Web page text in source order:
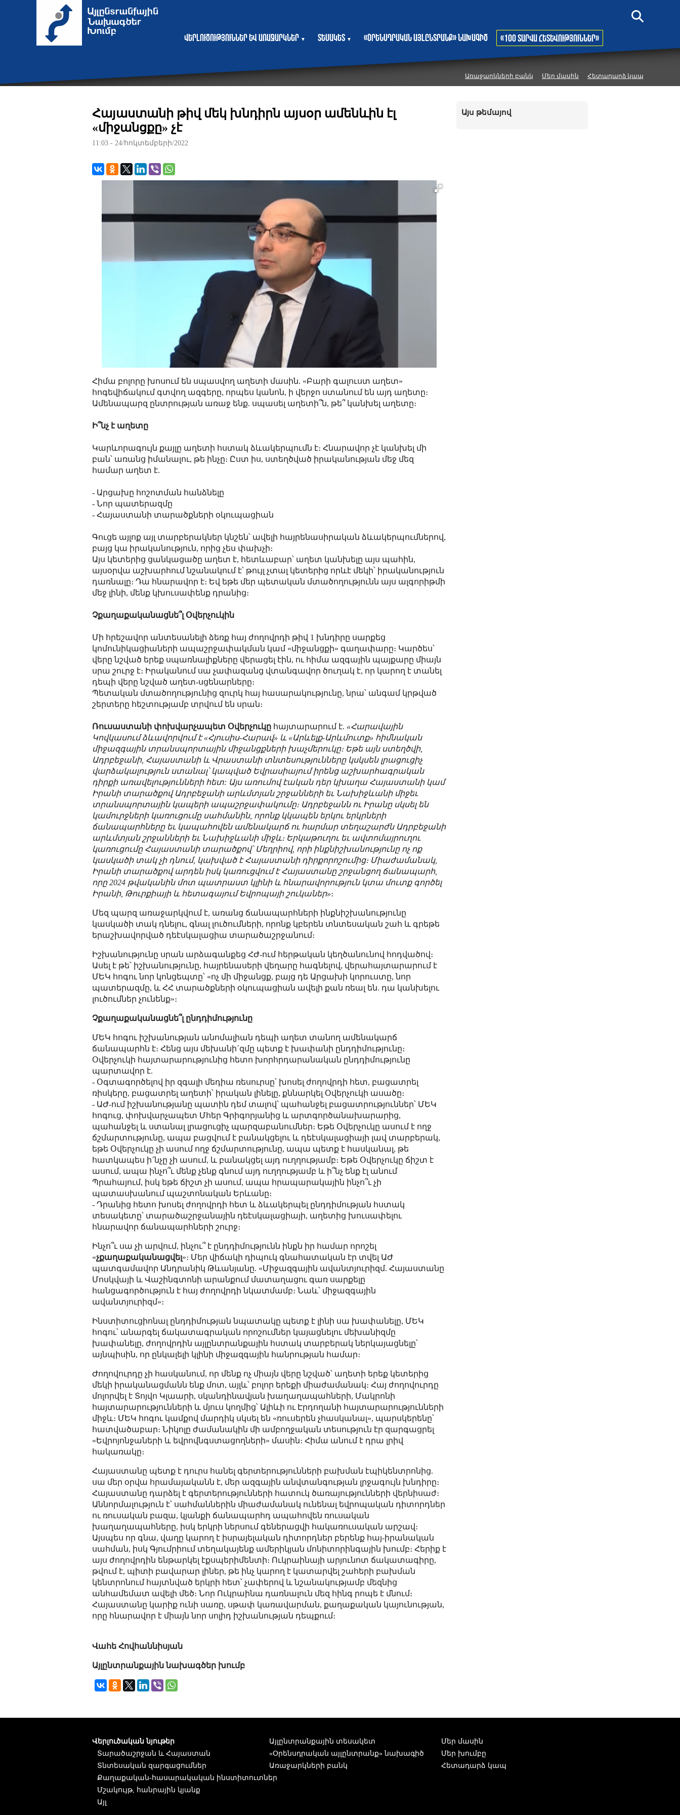
Վերլուծություններ և առաջարկներ ▼ Տեսակետ ▼ «Օրենսդրական այլընտրանք» նախագիծ «100 տարվա հետևություններ»
Առաջարկների բանկ Մեր մասին Հետադարձ կապ
Հայաստանի թիվ մեկ խնդիրն այսօր ամենևին էլ
«միջանցքը» չէ
11:03 - 24/հոկտեմբերի/2022
Հիմա բոլորը խոսում են սպասվող աղետի մասին. «Բարի գալուստ աղետ»
հոգեվիճակում գտվող ազգերը, որպես կանոն, ի վերջո ստանում են այդ աղետը։
Ամենապարզ ընտրության առաջ ենք. սպասել աղետի՞ն, թե՞ կանխել աղետը։
Ի՞նչ է աղետը
Կարևորագույն քայլը աղետի հստակ ձևակերպումն է։ Հնարավոր չէ կանխել մի
բան՝ առանց իմանալու, թե ինչը։ Ըստ իս, ստեղծված իրականության մեջ մեզ
համար աղետ է.
- Արցախը հոշոտման հանձնելը
- Նոր պատերազմը
- Հայաստանի տարածքների օկուպացիան
Գուցե այլոք այլ տարբերակներ կնշեն՝ ավելի հայրենասիրական ձևակերպումներով,
բայց կա իրականություն, որից չես փախչի։
Այս կետերից ցանկացածը աղետ է, հետևաբար՝ աղետ կանխելը այս պահին,
այսօրվա աշխարհում նշանակում է՝ թույլ չտալ կետերից որևէ մեկի՝ իրականություն
դառնալը։ Դա հնարավոր է։ Եվ եթե մեր պետական մտածողությունն այս ալգորիթմի
մեջ լինի, մենք կխուսափենք դրանից։
Չքաղաքականացնե՞լ Օվերչուկին
Մի հրեշավոր անտեսանելի ձեռք հայ ժողովրդի թիվ 1 խնդիրը սարքեց
կոմունիկացիաների ապաշրջափակման կամ «միջանցքի» գաղափարը։ Կարծես՝
վերը նշված երեք սպառնալիքները վերացել էին, ու հիմա ազգային պայքարը միայն
սրա շուրջ է։ Իրականում սա չափազանց վտանգավոր ծուղակ է, որ կարող է տանել
դեպի վերը նշված աղետ-սցենարները։
Պետական մտածողությունից զուրկ հայ հասարակությունը, նրա՝ անգամ կրթված
շերտերը հեշտությամբ տրվում են սրան։
Ռուսաստանի փոխվարչապետ Օվերչուկը հայտարարում է. «Հարավային
Կովկասում ձևավորվում է «Հյուսիս-Հարավ» և «Արևելք-Արևմուտք» հիմնական
միջազգային տրանսպորտային միջանցքների խաչմերուկը։ Եթե այն ստեղծվի,
Ադրբեջանի, Հայաստանի և Վրաստանի տնտեսությունները կսկսեն լրացուցիչ
վարձակալություն ստանալ՝ կապված Եվրասիայում իրենց աշխարհագրական
դիրքի առավելությունների հետ: Այս առումով էական դեր կխաղա Հայաստանի կամ
Իրանի տարածքով Ադրբեջանի արևմտյան շրջանների եւ Նախիջևանի միջեւ
տրանսպորտային կապերի ապաշրջափակումը։ Ադրբեջանն ու Իրանը սկսել են
կամուրջների կառուցումը սահմանին, որոնք կկապեն երկու երկրների
ճանապարհները եւ կապահովեն ամենակարճ ու հարմար տեղաշարժն Ադրբեջանի
արևմտյան շրջանների եւ Նախիջևանի միջև։ Երկաթուղու եւ ավտոմայրուղու
կառուցումը Հայաստանի տարածքով՝ Մեղրիով, որի ինքնիշխանությունը ոչ ոք
կասկածի տակ չի դնում, կախված է Հայաստանի դիրքորոշումից։ Միաժամանակ,
Իրանի տարածքով արդեն իսկ կառուցվում է Հայաստանը շրջանցող ճանապարհ,
որը 2024 թվականին մոտ պատրաստ կլինի և հնարավորություն կտա մուտք գործել
Իրանի, Թուրքիայի և հետագայում Եվրոպայի շուկաներ»։
Մեզ պարզ առաջարկվում է, առանց ճանապարհների ինքնիշխանությունը
կասկածի տակ դնելու, գնալ լուծումների, որոնք կբերեն տնտեսական շահ և գրեթե
երաշխավորված դեէսկալացիա տարածաշրջանում։
Իշխանությունը սրան արձագանքեց ՀԺ-ում հերթական կեղծանունով հոդվածով։
Ասել է թե՝ իշխանությունը, հայրենասերի վեղարը հագնելով, վերահայտարարում է
ՄԵԿ հոգու նոր կոնցեպտը՝ «ոչ մի միջանցք, բայց դե Արցախի կորուստը, նոր
պատերազմը, և ՀՀ տարածքների օկուպացիան ավելի քան ռեալ են. դա կանխելու
լուծումներ չունենք»։
Չքաղաքականացնե՞լ ընդդիմությունը
ՄԵԿ հոգու իշխանության անոմալիան դեպի աղետ տանող ամենակարճ
ճանապարհն է։ Հենց այս մեխանի´զմը պետք է խափանի ընդդիմությունը։
Օվերչուկի հայտարարությունից հետո խորհրդարանական ընդդիմությունը
պարտավոր է.
- Օգտագործելով իր զգալի մեդիա ռեսուրսը՝ խոսել ժողովրդի հետ, բացատրել
ռիսկերը, բացատրել աղետի՝ իրական լինելը, քննարկել Օվերչուկի ասածը։
- ԱԺ-ում իշխանությանը պատին դեմ տալով՝ պահանջել բացատրություններ՝ ՄԵԿ
հոգուց, փոխվարչապետ Մհեր Գրիգորյանից և արտգործանախարարից,
պահանջել և ստանալ լրացուցիչ պարզաբանումներ։ Եթե Օվերչուկը ասում է ողջ
ճշմարտությունը, ապա բացվում է բանակցելու և դեէսկալացիայի լավ տարբերակ,
եթե Օվերչուկը չի ասում ողջ ճշմարտությունը, ապա պետք է հասկանալ, թե
հատկապես ի´նչը չի ասում, և բանակցել այդ ուղղությամբ։ Եթե Օվերչուկը ճիշտ է
ասում, ապա ինչո՞ւ մենք չենք գնում այդ ուղղությամբ և ի՞նչ ենք էլ անում
Պրահայում, իսկ եթե ճիշտ չի ասում, ապա հրապարակային ինչո՞ւ չի
պատասխանում պաշտոնական Երևանը։
- Դրանից հետո խոսել ժողովրդի հետ և ձևակերպել ընդդիմության հստակ
տեսակետը՝ տարածաշրջանային դեէսկալացիայի, աղետից խուսափելու
հնարավոր ճանապարհների շուրջ։
Ինչո՞ւ սա չի արվում, ինչու՞ է ընդդիմությունն ինքն իր համար որոշել
«չքաղաքականացվել»։ Մեր վիճակի դիպուկ գնահատական էր տվել ԱԺ
պատգամավոր Անդրանիկ Թևանյանը. «Միջազգային ավանտյուրիզմ. Հայաստանը
Մոսկվայի և Վաշինգտոնի արանքում մատաղացու գառ սարքելը
հանցագործություն է հայ ժողովրդի նկատմամբ։ Նաև՝ միջազգային
ավանտյուրիզմ»։
Ինստիտուցիոնալ ընդդիմության նպատակը պետք է լինի սա խափանելը, ՄԵԿ
հոգու՝ անարգել ճակատագրական որոշումներ կայացնելու մեխանիզմը
խափանելը, ժողովրդին այլընտրանքային հստակ տարբերակ ներկայացնելը՝
այնպիսին, որ ընկալելի կլինի միջազգային հանրության համար։
Ժողովուրդը չի հասկանում, որ մենք ոչ միայն վերը նշված՝ աղետի երեք կետերից
մեկի իրականացմանն ենք մոտ, այլև՝ բոլոր երեքի միաժամանակ։ Հայ ժողովուրդը
մոլորվել է Տոյվո Կլաարի, սկանդինավյան խաղաղապահների, Մակրոնի
հայտարարությունների և մյուս կողմից՝ Ալիևի ու Էրդողանի հայտարարությունների
միջև։ ՄԵԿ հոգու կամքով մարդիկ սկսել են «ռուսերեն չհասկանալ», պարսկերենը՝
հատվածաբար։ Նիկոլը ժամանակին մի ամբողջական տեսություն էր զարգացրել
«Եվրոյոնջաների և եվրովնգստացողների» մասին։ Հիմա անում է դրա լրիվ
հակառակը։
Հայաստանը պետք է դուրս հանել գերտերությունների բախման էպիկենտրոնից.
սա մեր օրվա հրամայականն է, մեր ազգային անվտանգության լրջագույն խնդիրը։
Հայաստանը դարձել է գերտերությունների հատուկ ծառայությունների վերնիսաժ։
Աննորմալություն է՝ սահմաններին միաժամանակ ունենալ եվրոպական դիտորդներ
ու ռուսական բազա, կյանքի ճանապարհդ ապահովեն ռուսական
խաղաղապահները, իսկ երկրի ներսում գեներացվի հակառուսական արշավ։
Այսպես որ գնա, վաղը կարող է իսրայելական դիտորդներ բերենք հայ-իրանական
սահման, իսկ Գյումրիում տեղակայենք ամերիկյան մոնիտորինգային խումբ։ Հերիք է
այս ժողովրդին ենթարկել էքսպերիմենտի։ Ուկրաինայի արյունոտ ճակատագիրը,
թվում է, պիտի բավարար լիներ, թե ինչ կարող է կատարվել շահերի բախման
կենտրոնում հայտնված երկրի հետ՝ չափերով և նշանակությամբ մեզնից
անհամեմատ ավելի մեծ։ Նոր Ուկրաինա դառնալուն մեզ հինգ րոպե է մնում։
Հայաստանը կարիք ունի սառը, սթափ կառավարման, քաղաքական կայունության,
որը հնարավոր է միայն նոր սոլիդ իշխանության դեպքում։
Վահե Հովհաննիսյան
Այլընտրանքային նախագծեր խումբ
Այս թեմայով
Վերլուծական նյութեր
Տարածաշրջան և Հայաստան
Տնտեսական զարգացումներ
Քաղաքական-հասարակական ինստիտուտներ
Մշակույթ, հանրային կյանք
Այլ
Այլընտրանքային տեսակետ
«Օրենսդրական այլընտրանք» նախագիծ
Առաջարկների բանկ
Մեր մասին
Մեր խումբը
Հետադարձ կապ